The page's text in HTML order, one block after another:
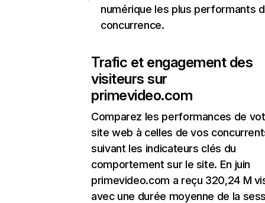
numérique les plus performants
concurrence.
Trafic et engagement des
visiteurs sur
primevideo.com
Comparez les performances de
site web à celles de vos
suivant les indicateurs clés du
comportement sur le site. En juin
primevideo.com a reçu 320,24 M
avec une durée moyenne de la